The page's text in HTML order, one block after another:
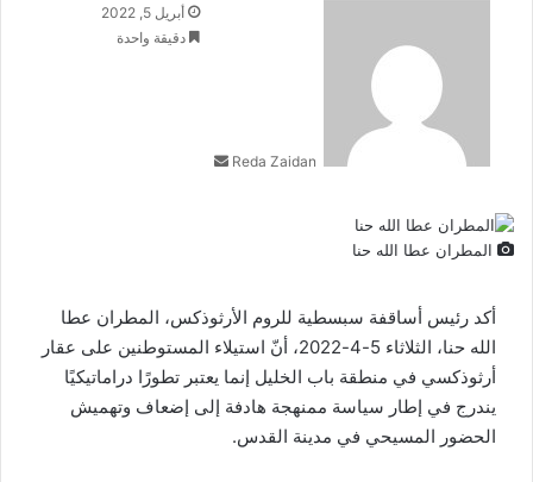
Reda Zaidan
أرسل
بريدا
أبريل 5, 2022
دقيقة واحدة
المطران عطا الله حنا
أكد رئيس أساقفة سبسطية للروم الأرثوذكس، المطران عطا
الله حنا، الثلاثاء 5-4-2022، أنّ استيلاء المستوطنين على عقار
أرثوذكسي في منطقة باب الخليل إنما يعتبر تطورًا دراماتيكيًا
يندرج في إطار سياسة ممنهجة هادفة إلى إضعاف وتهميش
الحضور المسيحي في مدينة القدس.